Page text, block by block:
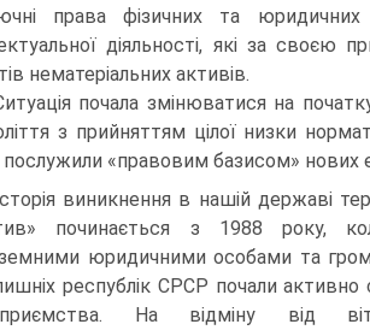
права фізичних та юридичних
діяльності, які за своєю
нематеріальних активів.
почала змінюватися на
з прийняттям цілої низки
«правовим ба­зисом» нових
виникнення в нашій державі
починається з 1988 року,
юридичними особами та
республік СРСР почали активно
На відміну від